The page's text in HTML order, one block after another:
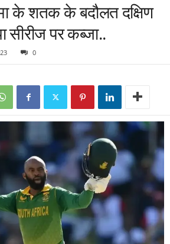
के शतक के बदौलत दक्षिण
सीरीज पर कब्‍जा..
0